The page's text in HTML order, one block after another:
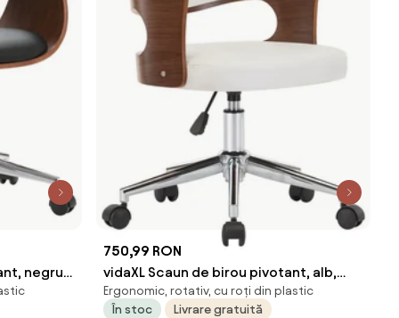
negru,
750,99 RON
vidaXL Scaun de birou pivotant, alb,
lemn curbat și piele ecologică
Ergonomic, rotativ, cu roți din plastic
În stoc
Livrare gratuită